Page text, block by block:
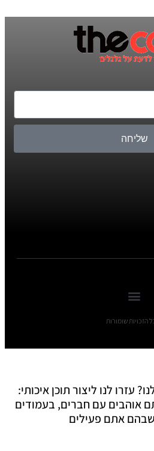
שליחה
הזכויות שומורות
עזרו לנו ליצור תוכן איכותי:
אוהבים עם חברים, בעמודים
אתם פעילים